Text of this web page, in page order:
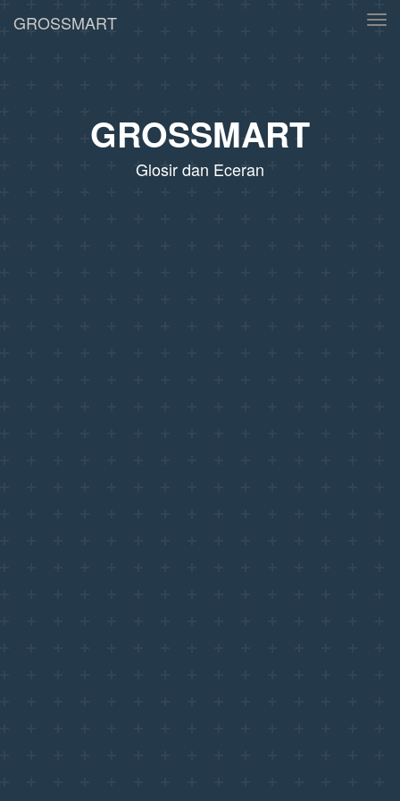
GROSSMART
GROSSMART
Glosir dan Eceran